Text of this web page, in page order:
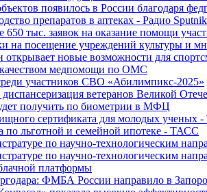
появилось в России благодаря
препаратов в аптеках - Радио Sputnik
тыс. заявок на оказание помощи
посещение учреждений культуры и
новые возможности для
качеством медпомощи по ОМС
участников СВО «Абилимпикс-2025»
ветеранов Великой
получить по биометрии в МФЦ
сертификата для молодых ученых
по льготной и семейной ипотеке - ТАСС
по научно-технологическим
по научно-технологическим
платформы
ФМБА России направило в